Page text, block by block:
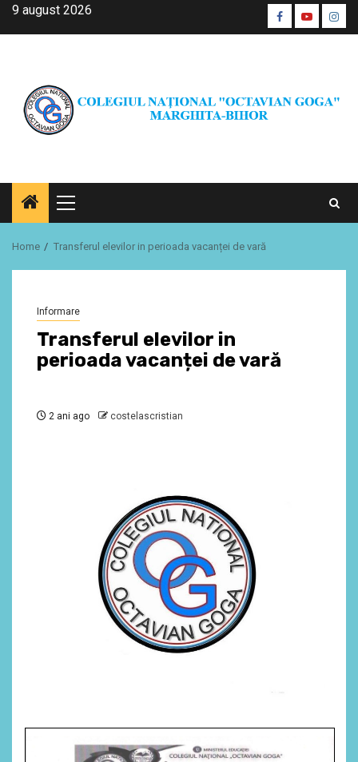
Skip9 august 2026 Facebook
Youtube
CŞE
Primary
Menu
Home Transferul elevilor in perioada vacanței de vară
Informare
Transferul elevilor in
perioada vacanței de vară
2 ani ago costelascristian